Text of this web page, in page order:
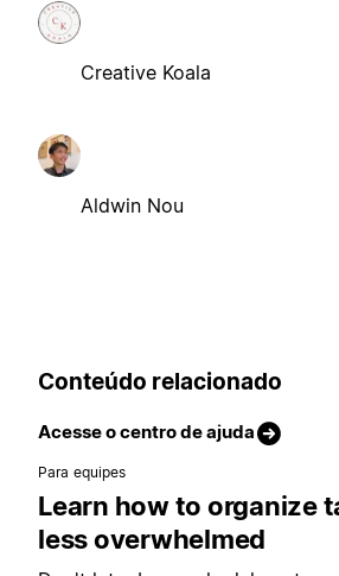
Creative Koala
Aldwin Nou
Conteúdo relacionado
Acesse o centro de ajuda
Para equipes
Learn how to organize
less overwhelmed